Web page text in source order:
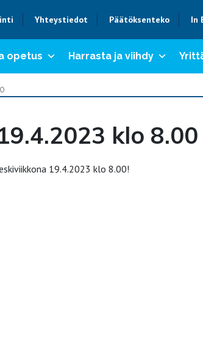
Yhteystiedot Päätöksenteko In
opetus Harrasta ja viihdy
klo 8.00
19.4.2023 klo 8.00!